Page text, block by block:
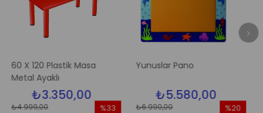
Plastik Masa
Yunuslar Pano
₺5.580,00
₺6.990,00 ₺6.990,00